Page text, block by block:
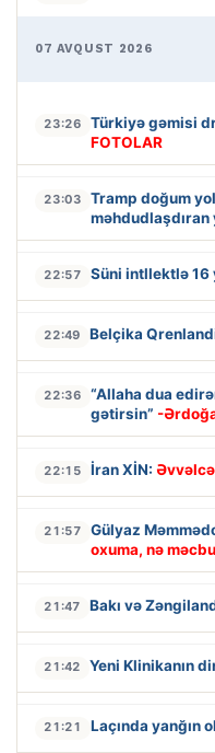
07 AVQUST 2026
23:26 Türkiyə gəmisi
FOTOLAR
23:03
Tramp doğum
məhdudlaşdıran
22:57 Süni intllektlə 16
22:49 Belçika
22:36
“Allaha dua
gətirsin” -
22:15 İran XİN: Əvvəlcə
21:57 Gülyaz
oxuma, nə
21:47 Bakı və
21:42 Yeni Klinikanın
21:21 Laçında yanğın